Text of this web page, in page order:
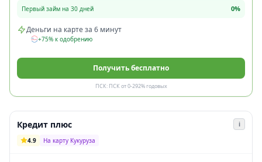
Первый займ на 30 дней 0%
Деньги на карте за 6 минут
+75% к одобрению
Получить бесплатно
ПСК: ПСК от 0-292% годовых
Кредит плюс
i
4.9
На карту Кукуруза